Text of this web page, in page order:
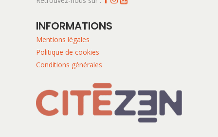
INFORMATIONS
Mentions légales
Politique de cookies
Conditions générales